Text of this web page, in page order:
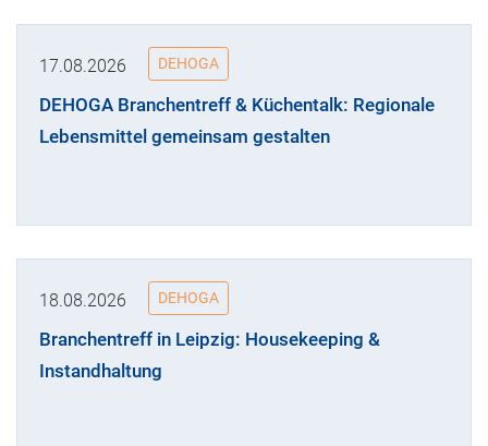
17.08.2026 DEHOGA
DEHOGA Branchentreff & Küchentalk: Regionale
Lebensmittel gemeinsam gestalten
18.08.2026 DEHOGA
Branchentreff in Leipzig: Housekeeping &
Instandhaltung